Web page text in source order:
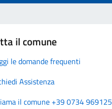
il comune
le domande frequenti
Assistenza
il comune +39 0734 969125